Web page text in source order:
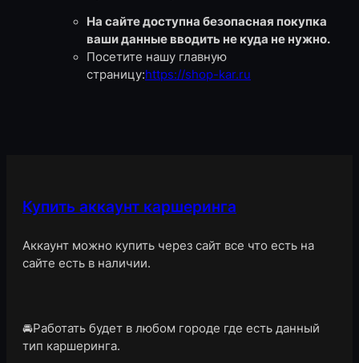
На сайте доступна безопасная покупка
ваши данные вводить не куда не нужно.
Посетите нашу главную
страницу:https://shop-kar.ru
Купить аккаунт каршеринга
Аккаунт можно купить через сайт все что есть на
сайте есть в наличии.
🚘Работать будет в любом городе где есть данный
тип каршеринга.